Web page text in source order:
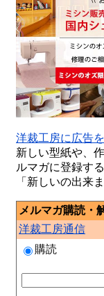
洋裁工房に広告
新しい型紙や、
ルマガに登録す
「新しいの出来
メルマガ購読・
洋裁工房通信
購読